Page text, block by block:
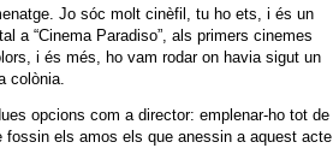
Jo sóc molt cinèfil, tu ho ets, i és un
a “Cinema Paradiso”, als primers cinemes
i és més, ho vam rodar on havia sigut un
colònia.
opcions com a director: emplenar-ho tot de
fossin els amos els que anessin a aquest acte